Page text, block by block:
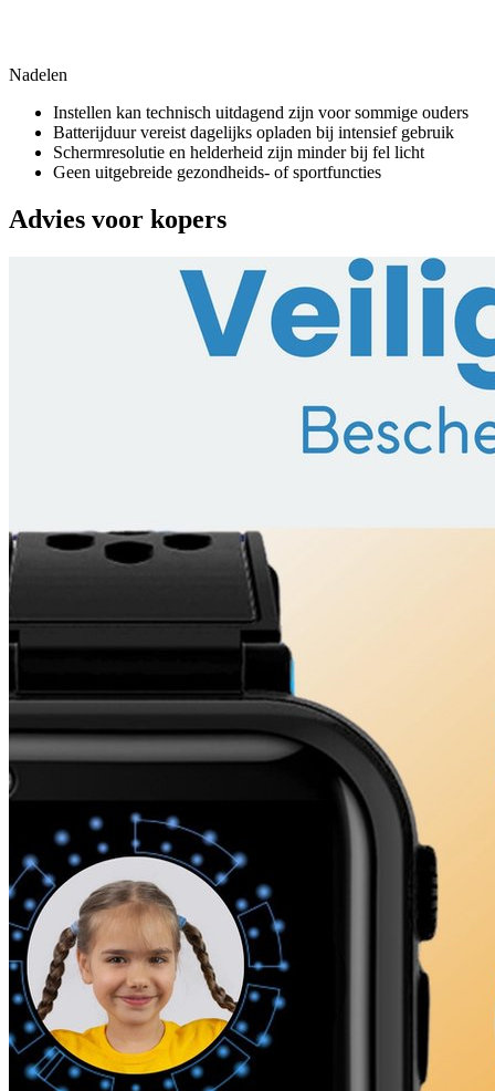
Nadelen
Instellen kan technisch uitdagend zijn voor sommige ouders
Batterijduur vereist dagelijks opladen bij intensief gebruik
Schermresolutie en helderheid zijn minder bij fel licht
Geen uitgebreide gezondheids- of sportfuncties
Advies voor kopers